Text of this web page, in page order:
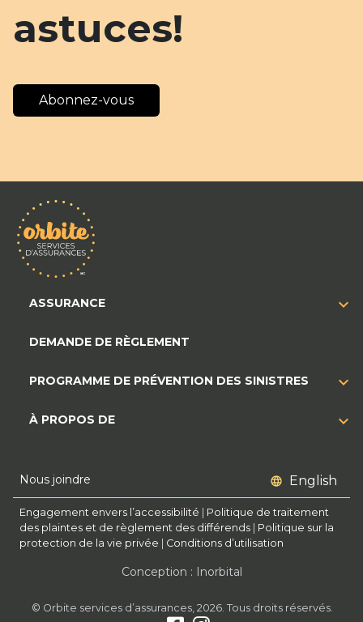
astuces!
Abonnez-vous
ASSURANCE
DEMANDE DE RÈGLEMENT
PROGRAMME DE PRÉVENTION DES SINISTRES
À PROPOS DE
Nous joindre English
Engagement envers l’accessibilité
Politique de traitement
des plaintes et de règlement des différends
Politique sur la
protection de la vie privée
Conditions d’utilisation
Conception : Inorbital
© Orbite services d’assurances, 2026. Tous droits réservés.